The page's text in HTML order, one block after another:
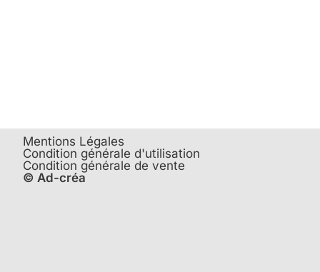
Mentions Légales
Condition générale d'utilisation
Condition générale de vente
© Ad-créa